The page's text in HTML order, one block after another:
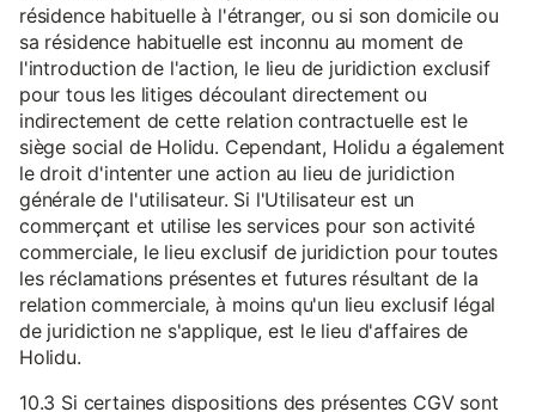
résidence habituelle à l'étranger, ou si son domicile ou
sa résidence habituelle est inconnu au moment de
l'introduction de l'action, le lieu de juridiction exclusif
pour tous les litiges découlant directement ou
indirectement de cette relation contractuelle est le
siège social de Holidu. Cependant, Holidu a également
le droit d'intenter une action au lieu de juridiction
générale de l'utilisateur. Si l'Utilisateur est un
commerçant et utilise les services pour son activité
commerciale, le lieu exclusif de juridiction pour toutes
les réclamations présentes et futures résultant de la
relation commerciale, à moins qu'un lieu exclusif légal
de juridiction ne s'applique, est le lieu d'affaires de
Holidu.
10.3 Si certaines dispositions des présentes CGV sont